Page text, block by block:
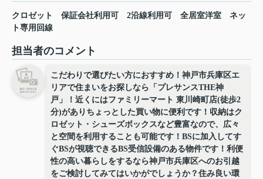
クロゼット 保証会社利用可 2沿線利用可 全居室洋室
ネッ
ト専用回線
担当者のコメント
こだわりで選びたい方におすすめ！神戸市兵庫区エ
リアで住まいをお探しなら「プレサンスTHE神
戸」！近くにはファミリーマート 東川崎町店(徒歩2
分)がありちょっとした買い物に便利です！収納はク
ロゼット・シューズボックスなど豊富なので、広々
と空間を利用することも可能です！BSに加入してす
ぐBSが視聴できるBS受信設備のある物件です！利便
性の高い暮らしをするなら神戸市兵庫区へのお引越
をご検討してみてはいかがでしょうか？住み良い環